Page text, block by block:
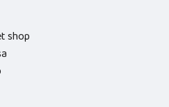
shop